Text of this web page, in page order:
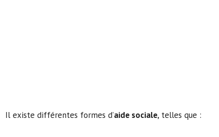
Il existe différentes formes d’aide sociale, telles que :